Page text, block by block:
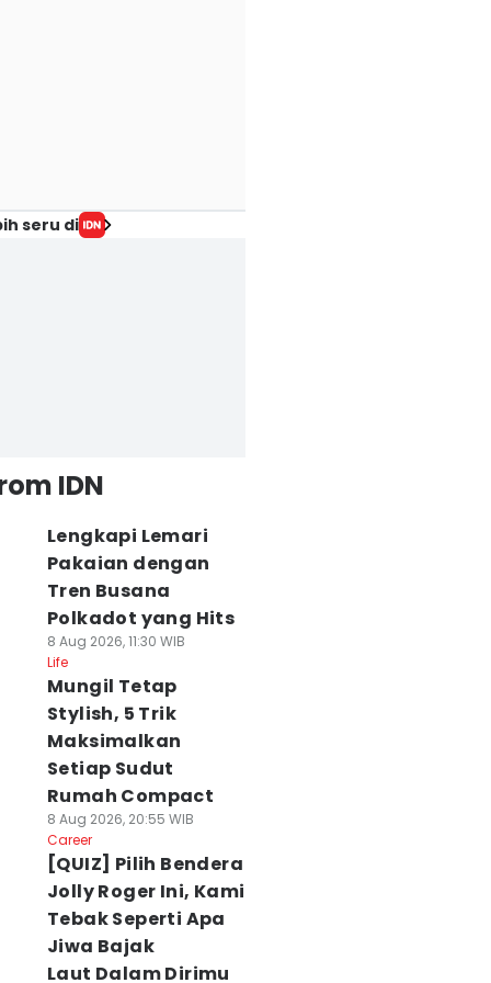
seru di
IDN
Lengkapi Lemari
Pakaian dengan
Tren Busana
Polkadot yang Hits
8 Aug 2026, 11:30 WIB
Life
Mungil Tetap
Stylish, 5 Trik
Maksimalkan
Setiap Sudut
Rumah Compact
8 Aug 2026, 20:55 WIB
Career
[QUIZ] Pilih Bendera
Jolly Roger Ini, Kami
Tebak Seperti Apa
Jiwa Bajak
Laut Dalam Dirimu